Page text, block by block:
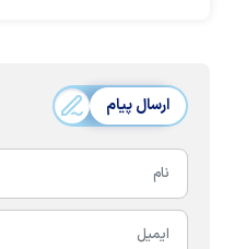
ارسال پیام